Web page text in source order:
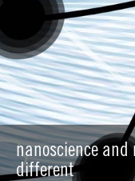
nanoscience and
different